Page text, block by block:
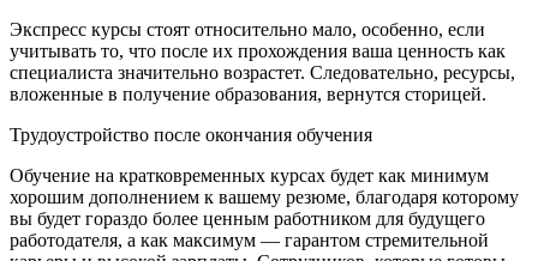
Экспресс курсы стоят относительно мало, особенно, если
учитывать то, что после их прохождения ваша ценность как
специалиста значительно возрастет. Следовательно, ресурсы,
вложенные в получение образования, вернутся сторицей.
Трудоустройство после окончания обучения
Обучение на кратковременных курсах будет как минимум
хорошим дополнением к вашему резюме, благодаря которому
вы будет гораздо более ценным работником для будущего
работодателя, а как максимум — гарантом стремительной